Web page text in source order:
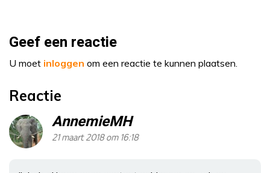
Geef een reactie
U moet inloggen om een reactie te kunnen plaatsen.
Reactie
AnnemieMH
21 maart 2018 om 16:18